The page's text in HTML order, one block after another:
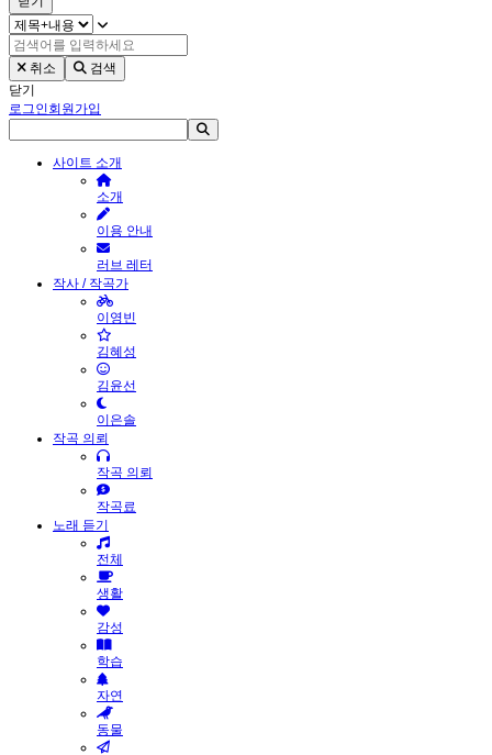
취소
검색
닫기
로그인회원가입
사이트 소개
소개
이용 안내
러브 레터
작사 / 작곡가
이영빈
김혜성
김윤선
이은솔
작곡 의뢰
작곡 의뢰
작곡료
노래 듣기
전체
생활
감성
학습
자연
동물